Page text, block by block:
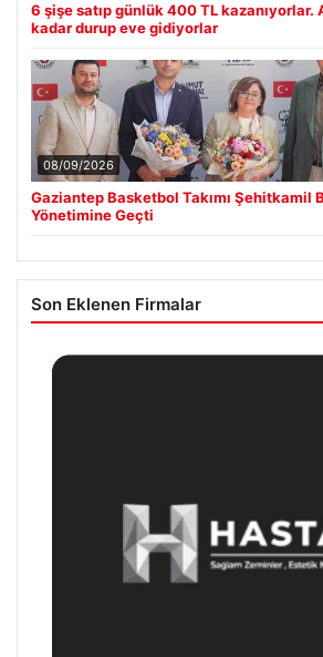
6 şişe satıp günlük 400 TL kazanıyorlar.
kadar durup eve gidiyorlar
08/09/2026
Gaziantep Basketbol Takımı Şehitkamil
Yönetimine Geçti
Son Eklenen Firmalar